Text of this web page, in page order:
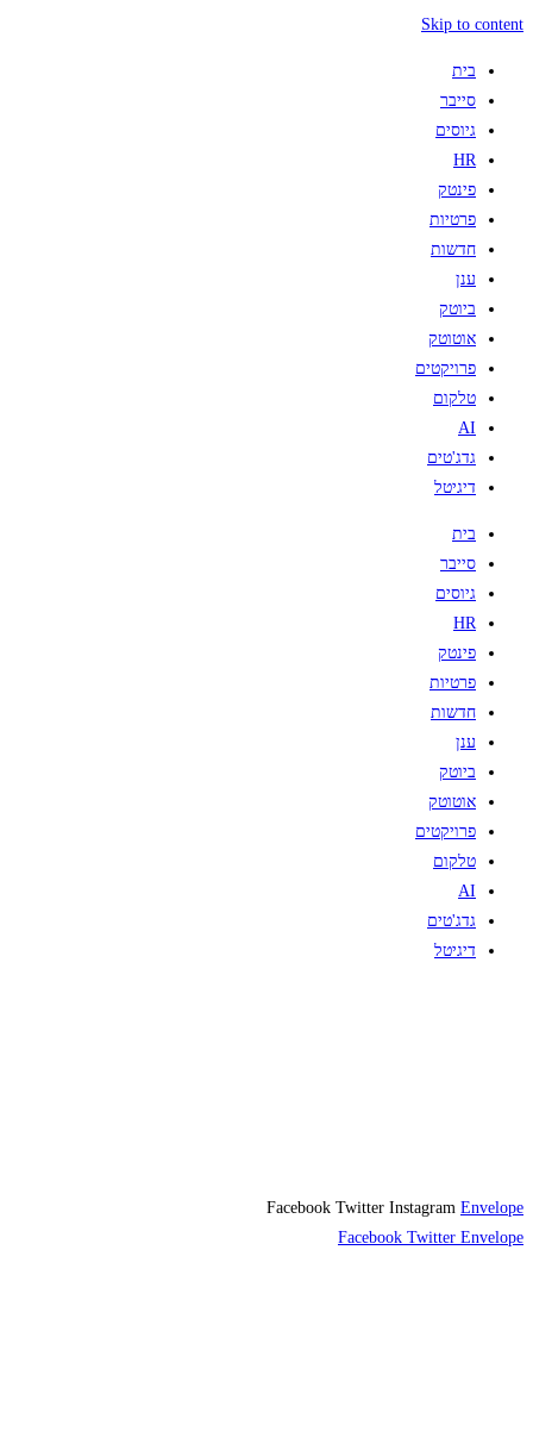
Skip to content
בית
סייבר
גיוסים
HR
פינטק
פרטיות
חדשות
ענן
ביוטק
אוטוטק
פרויקטים
טלקום
AI
גדג'טים
דיגיטל
בית
סייבר
גיוסים
HR
פינטק
פרטיות
חדשות
ענן
ביוטק
אוטוטק
פרויקטים
טלקום
AI
גדג'טים
דיגיטל
Facebook Twitter Instagram Envelope
Facebook Twitter Envelope